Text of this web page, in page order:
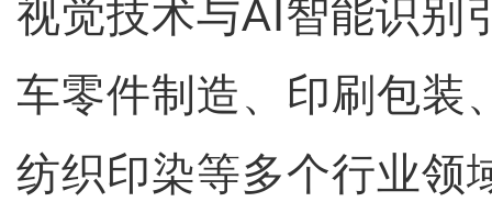
视觉技术与AI智能识别
车零件制造、印刷包装
纺织印染等多个行业领